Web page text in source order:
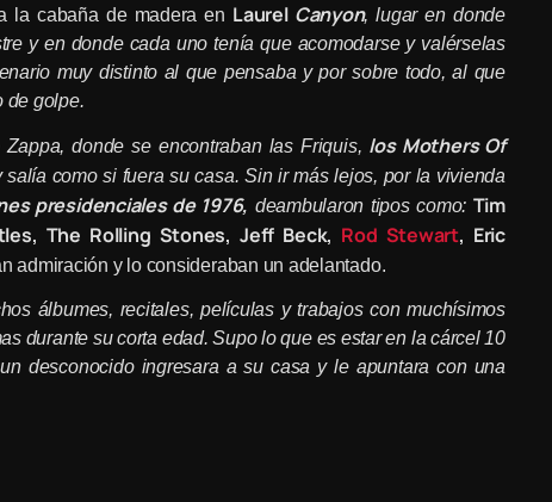
la cabaña de madera en Laurel Canyon, lugar en donde
y en donde cada uno tenía que acomodarse y valérselas
muy distinto al que pensaba y por sobre todo, al que
de golpe.
donde se encontraban las Friquis, los Mothers Of
como si fuera su casa. Sin irmáslejos, por la vivienda
presidenciales de 1976, deambularon tipos como: Tim
The Rolling Stones, Jeff Beck, Rod Stewart, Eric
admiración y lo consideraban un adelantado.
álbumes, recitales, películas y trabajos con muchísimos
durante su corta edad. Supo lo que es estar en la cárcel 10
desconocido ingresara a su casa y le apuntara con una